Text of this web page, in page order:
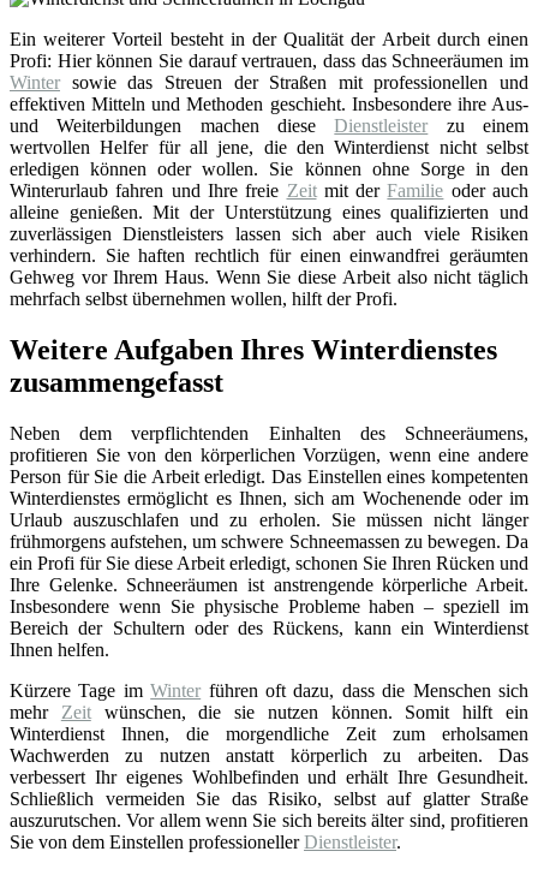
Ein weiterer Vorteil besteht in der Qualität der Arbeit durch einen
Profi: Hier können Sie darauf vertrauen, dass das Schneeräumen im
Winter sowie das Streuen der Straßen mit professionellen und
effektiven Mitteln und Methoden geschieht. Insbesondere ihre Aus-
und Weiterbildungen machen dieseDienstleister zu einem
wertvollen Helfer für all jene, die den Winterdienst nicht selbst
erledigen können oder wollen. Sie können ohne Sorge in den
Winterurlaub fahren und Ihre freie Zeitmit derFamilie oder auch
alleine genießen. Mit der Unterstützung eines qualifizierten und
zuverlässigen Dienstleisters lassen sich aber auch viele Risiken
verhindern. Sie haften rechtlich für einen einwandfrei geräumten
Gehweg vor Ihrem Haus. Wenn Sie diese Arbeit also nicht täglich
mehrfach selbst übernehmen wollen, hilft der Profi.
Weitere Aufgaben Ihres Winterdienstes
zusammengefasst
Neben dem verpflichtenden Einhalten des Schneeräumens,
profitieren Sie von den körperlichen Vorzügen, wenn eine andere
Person für Sie die Arbeit erledigt. Das Einstellen eines kompetenten
Winterdienstes ermöglicht es Ihnen, sich am Wochenende oder im
Urlaub auszuschlafen und zu erholen. Sie müssen nicht länger
frühmorgens aufstehen, um schwere Schneemassen zu bewegen. Da
ein Profi für Sie diese Arbeit erledigt, schonen Sie Ihren Rücken und
Ihre Gelenke. Schneeräumen ist anstrengende körperliche Arbeit.
Insbesondere wenn Sie physische Probleme haben – speziell im
Bereich der Schultern oder des Rückens, kann ein Winterdienst
Ihnen helfen.
Kürzere Tage imWinter führen oft dazu, dass die Menschen sich
mehr Zeitwünschen, die sie nutzen können. Somit hilft ein
Winterdienst Ihnen, die morgendliche Zeit zum erholsamen
Wachwerden zu nutzen anstatt körperlich zu arbeiten. Das
verbessert Ihr eigenes Wohlbefinden und erhält Ihre Gesundheit.
Schließlich vermeiden Sie das Risiko, selbst auf glatter Straße
auszurutschen. Vor allem wenn Sie sich bereits älter sind, profitieren
Sie von dem Einstellen professionellerDienstleister.